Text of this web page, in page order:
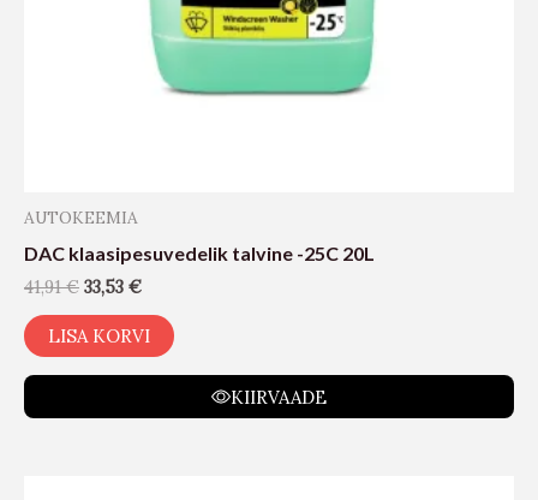
AUTOKEEMIA
DAC klaasipesuvedelik talvine -25C 20L
41,91€ 33,53 €
LISA KORVI
KIIRVAADE